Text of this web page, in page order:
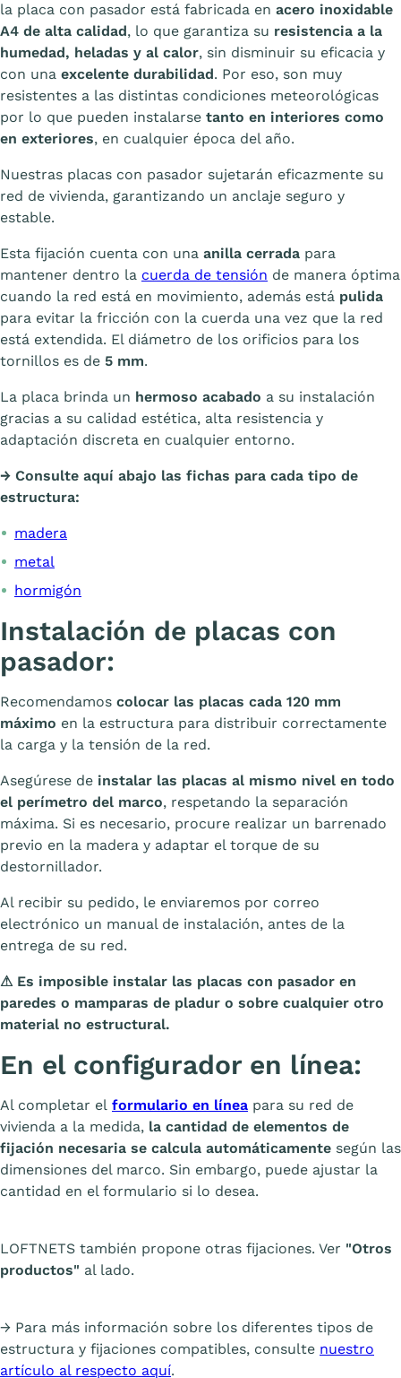
la placa con pasador está fabricada en acero inoxidable
A4 de alta calidad, lo que garantiza su resistencia a la
humedad, heladas y al calor, sin disminuir su eficacia y
con una excelente durabilidad. Por eso, son muy
resistentes a las distintas condiciones meteorológicas
por lo que pueden instalarse tanto en interiores como
en exteriores, en cualquier época del año.
Nuestras placas con pasador sujetarán eficazmente su
red de vivienda, garantizando un anclaje seguro y
estable.
Esta fijación cuenta con una anilla cerrada para
mantener dentro la cuerda de tensión de manera óptima
cuando la red está en movimiento, además está pulida
para evitar la fricción con la cuerda una vez que la red
está extendida. El diámetro de los orificios para los
tornillos es de 5 mm.
La placa brinda un hermoso acabado a su instalación
gracias a su calidad estética, alta resistencia y
adaptación discreta en cualquier entorno.
→ Consulte aquí abajo las fichas para cada tipo de
estructura:
madera
metal
hormigón
Instalación de placas con
pasador:
Recomendamos colocar las placas cada 120 mm
máximo en la estructura para distribuir correctamente
la carga y la tensión de la red.
Asegúrese de instalar las placas al mismo nivel en todo
el perímetro del marco, respetando la separación
máxima. Si es necesario, procure realizar un barrenado
previo en la madera y adaptar el torque de su
destornillador.
Al recibir su pedido, le enviaremos por correo
electrónico un manual de instalación, antes de la
entrega de su red.
⚠ Es imposible instalar las placas con pasador en
paredes o mamparas de pladur o sobre cualquier otro
material no estructural.
En el configurador en línea:
Al completar el formulario en línea para su red de
vivienda a la medida, la cantidad de elementos de
fijación necesaria se calcula automáticamente según las
dimensiones del marco. Sin embargo, puede ajustar la
cantidad en el formulario si lo desea.
LOFTNETS también propone otras fijaciones. Ver "Otros
productos" al lado.
→ Para más información sobre los diferentes tipos de
estructura y fijaciones compatibles, consulte nuestro
artículo al respecto aquí.